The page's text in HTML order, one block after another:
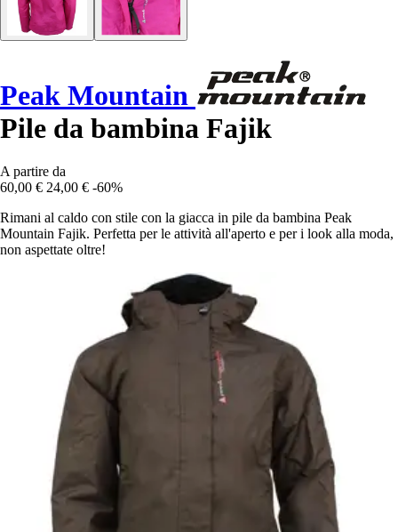
Peak Mountain
Pile da bambina Fajik
A partire da
60,00 € 24,00 € -60%
Rimani al caldo con stile con la giacca in pile da bambina Peak
Mountain Fajik. Perfetta per le attività all'aperto e per i look alla moda,
non aspettate oltre!